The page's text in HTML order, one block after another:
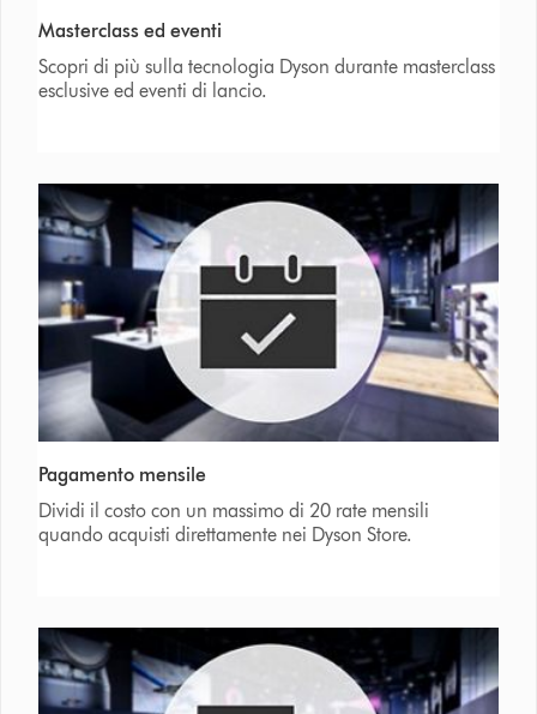
Masterclass ed eventi
Scopri di più sulla tecnologia Dyson durante masterclass
esclusive ed eventi di lancio.
Pagamento mensile
Dividi il costo con un massimo di 20 rate mensili
quando acquisti direttamente nei Dyson Store.